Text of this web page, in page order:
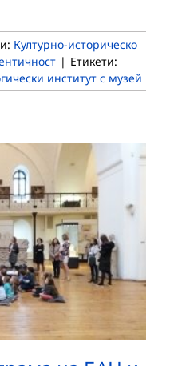
Културно-историческо
| Етикети:
институт с музей